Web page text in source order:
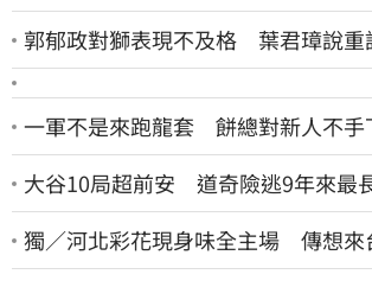
郭郁政對獅表現不及格 葉君璋說重
一軍不是來跑龍套 餅總對新人不手
大谷10局超前安 道奇險逃9年來最
獨／河北彩花現身味全主場 傳想來